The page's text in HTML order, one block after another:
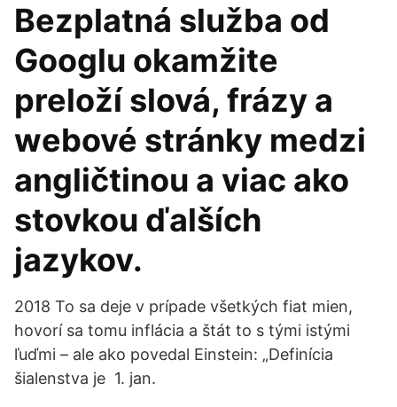
Bezplatná služba od
Googlu okamžite
preloží slová, frázy a
webové stránky medzi
angličtinou a viac ako
stovkou ďalších
jazykov.
2018 To sa deje v prípade všetkých fiat mien,
hovorí sa tomu inflácia a štát to s tými istými
ľuďmi – ale ako povedal Einstein: „Definícia
šialenstva je 1. jan.